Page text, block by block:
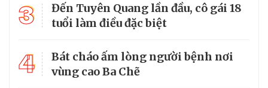
3
Đến Tuyên Quang lần đầu, cô gái 18
tuổi làm điều đặc biệt
4
Bát cháo ấm lòng người bệnh nơi
vùng cao Ba Chẽ